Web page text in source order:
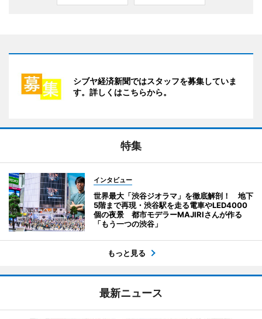
シブヤ経済新聞ではスタッフを募集していま
す。詳しくはこちらから。
特集
インタビュー
世界最大「渋谷ジオラマ」を徹底解剖！ 地下
5階まで再現・渋谷駅を走る電車やLED4000
個の夜景 都市モデラーMAJIRIさんが作る
「もう一つの渋谷」
もっと見る
最新ニュース